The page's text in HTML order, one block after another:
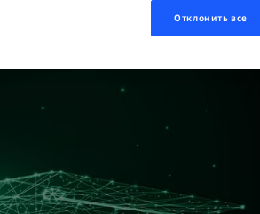
Отклонить все